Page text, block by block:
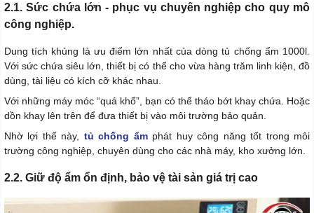
2.1. Sức chứa lớn - phục vụ chuyên nghiệp cho quy mô
công nghiệp.
Dung tích khủng là ưu điểm lớn nhất của dòng tủ chống ẩm 1000l.
Với sức chứa siêu lớn, thiết bị có thể cho vừa hàng trăm linh kiện, đồ
dùng, tài liệu có kích cỡ khác nhau.
Với những máy móc “quá khổ”, bạn có thể tháo bớt khay chứa. Hoặc
dồn khay lên trên để đưa thiết bị vào môi trường bảo quản.
Nhờ lợi thế này, tủ chống ẩmphát huy công năng tốt trong môi
trường công nghiệp, chuyên dùng cho các nhà máy, kho xưởng lớn.
2.2. Giữ độ ẩm ổn định, bảo vệ tài sản giá trị cao